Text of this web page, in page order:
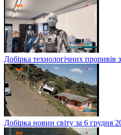
Добірка технологічних проривів
Добірка новин світу за 6 грудня